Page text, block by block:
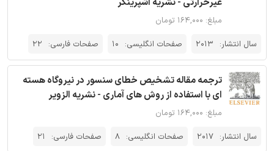
غیرحرارتی - نشریه اشپرینگر
مبلغ: ۱۶۴,۰۰۰ تومان
سال انتشار: 2013 صفحات انگلیسی: 10 صفحات فارسی: 22
ترجمه مقاله تشخیص خطای سنسور در نیروگاه هسته
ای با استفاده از روش های آماری - نشریه الزویر
مبلغ: ۱۶۴,۰۰۰ تومان
سال انتشار: 2017 صفحات انگلیسی: 8 صفحات فارسی: 21